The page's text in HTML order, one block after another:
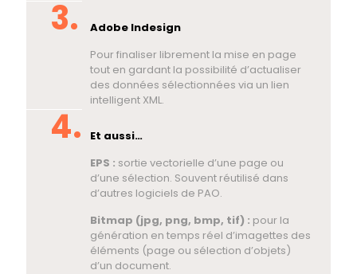
Adobe Indesign
Pour finaliser librement la mise en page
tout en gardant la possibilité d’actualiser
des données sélectionnées via un lien
intelligent XML.
Et aussi…
EPS : sortie vectorielle d’une page ou
d’une sélection. Souvent réutilisé dans
d’autres logiciels de PAO.
Bitmap (jpg, png, bmp, tif) : pour la
génération en temps réel d’imagettes des
éléments (page ou sélection d’objets)
d’un document.